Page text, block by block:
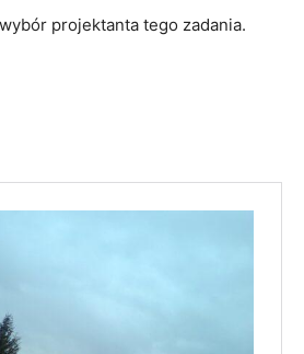
projektanta tego zadania.